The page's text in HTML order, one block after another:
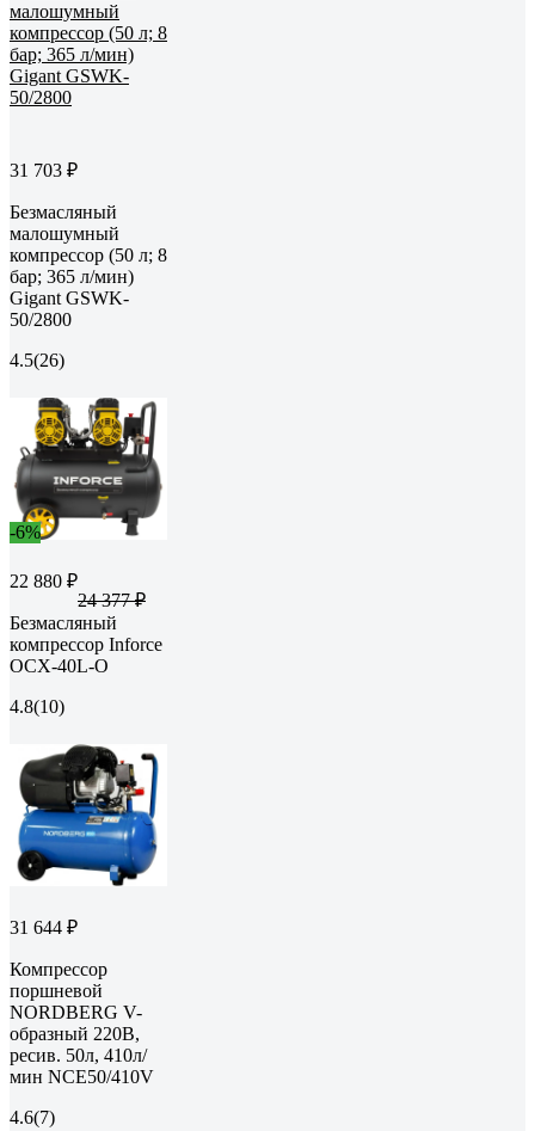
31 703 ₽
Безмасляный
малошумный
компрессор (50 л; 8
бар; 365 л/мин)
Gigant GSWK-
50/2800
4.5(26)
-6%
22 880 ₽
24 377 ₽
Безмасляный
компрессор Inforce
OCX-40L-O
4.8(10)
31 644 ₽
Компрессор
поршневой
NORDBERG V-
образный 220В,
ресив. 50л, 410л/
мин NCE50/410V
4.6(7)